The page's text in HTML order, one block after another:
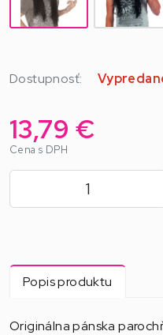
Dostupnosť:
13,79 €
Cena s DPH
Popis produktu
Originálna pánska